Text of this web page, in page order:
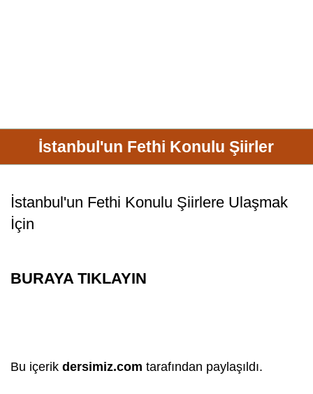
İstanbul'un Fethi Konulu Şiirler
İstanbul'un Fethi Konulu Şiirlere Ulaşmak
İçin
BURAYA TIKLAYIN
Bu içerik dersimiz.com tarafından paylaşıldı.